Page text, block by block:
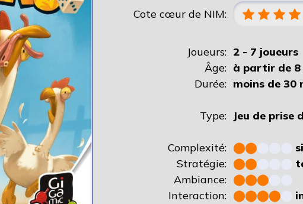
Cote cœur de NIM:
Joueurs: 2 - 7 joueurs
Âge: à partir de 8
Durée: moins de 30
Type: Jeu de prise
Complexité: ⬤⬤
Stratégie: ⬤⬤
Ambiance: ⬤⬤⬤
Interaction: ⬤⬤⬤⬤